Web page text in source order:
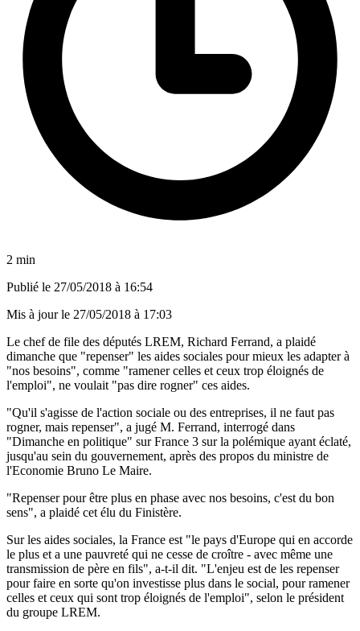
2 min
Publié le 27/05/2018 à 16:54
Mis à jour le 27/05/2018 à 17:03
Le chef de file des députés LREM, Richard Ferrand, a plaidé
dimanche que "repenser" les aides sociales pour mieux les adapter à
"nos besoins", comme "ramener celles et ceux trop éloignés de
l'emploi", ne voulait "pas dire rogner" ces aides.
"Qu'il s'agisse de l'action sociale ou des entreprises, il ne faut pas
rogner, mais repenser", a jugé M. Ferrand, interrogé dans
"Dimanche en politique" sur France 3 sur la polémique ayant éclaté,
jusqu'au sein du gouvernement, après des propos du ministre de
l'Economie Bruno Le Maire.
"Repenser pour être plus en phase avec nos besoins, c'est du bon
sens", a plaidé cet élu du Finistère.
Sur les aides sociales, la France est "le pays d'Europe qui en accorde
le plus et a une pauvreté qui ne cesse de croître - avec même une
transmission de père en fils", a-t-il dit. "L'enjeu est de les repenser
pour faire en sorte qu'on investisse plus dans le social, pour ramener
celles et ceux qui sont trop éloignés de l'emploi", selon le président
du groupe LREM.